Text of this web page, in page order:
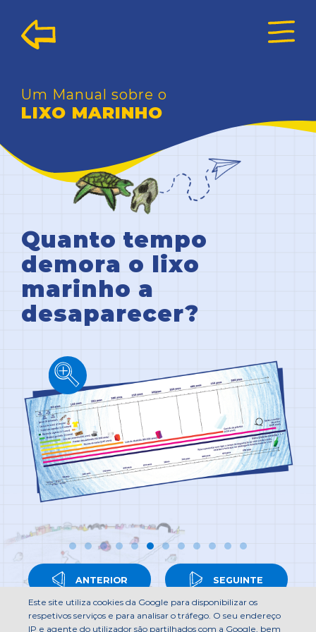
Um Manual sobre o
LIXO MARINHO
Quanto tempo
demora o lixo
marinho a
desaparecer?
ANTERIOR
SEGUINTE
Este site utiliza cookies da Google para disponibilizar os
respetivos serviços e para analisar o tráfego. O seu endereço
IP e agente do utilizador são partilhados com a Google, bem